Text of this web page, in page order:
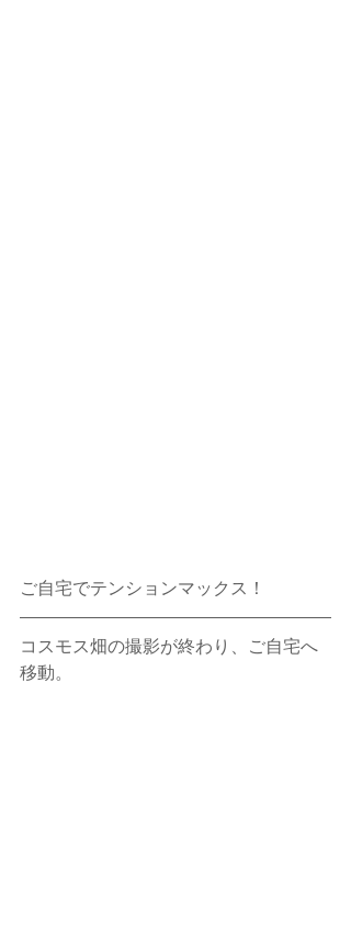
ご自宅でテンションマックス！
コスモス畑の撮影が終わり、ご自宅へ
移動。